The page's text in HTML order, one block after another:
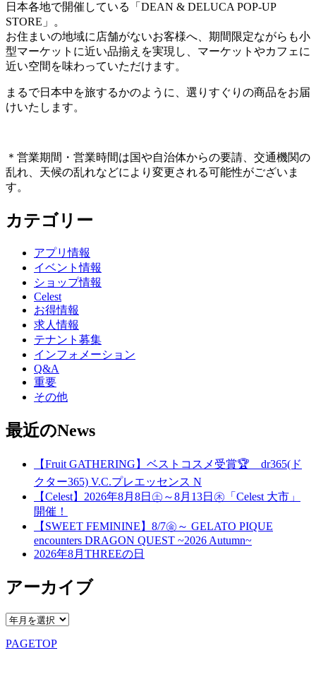
日本各地で開催している「DEAN & DELUCA POP-UP
STORE」。
お住まいの地域に店舗がないお客様へ、期間限定ながらも小
型マーケットに近い品揃えを実現し、マーケットやカフェに
近い空間を味わっていただけます。
まるで日本中を旅するかのように、選りすぐりの商品をお届
けいたします。
＊営業期間・営業時間は国や自治体からの要請、交通機関の
乱れ、天候の乱れなどにより変更される可能性がございま
す。
カテゴリー
アプリ情報
イベント情報
ショップ情報
Celest
お得情報
求人情報
テナント募集
インフォメーション
Q&A
重要
その他
最近のNews
【Fruit GATHERING】ベストコスメ受賞🏆 dr365(ド
クター365) V.C.プレエッセンス N
【Celest】2026年8月8日㊏～8月13日㊍「Celest 大市」
開催！
【SWEET FEMININE】8/7㊎～ GELATO PIQUE
encounters DRAGON QUEST ~2026 Autumn~
2026年8月THREEの日
アーカイブ
PAGETOP